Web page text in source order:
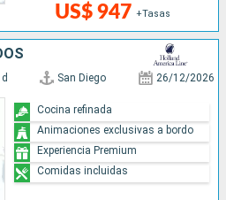
US$ 947 +Tasas
San Diego 26/12/2026
Cocina refinada
Animaciones exclusivas a bordo
Experiencia Premium
Comidas incluidas